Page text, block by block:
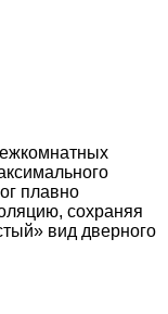
плавно
сохраняя
вид дверного